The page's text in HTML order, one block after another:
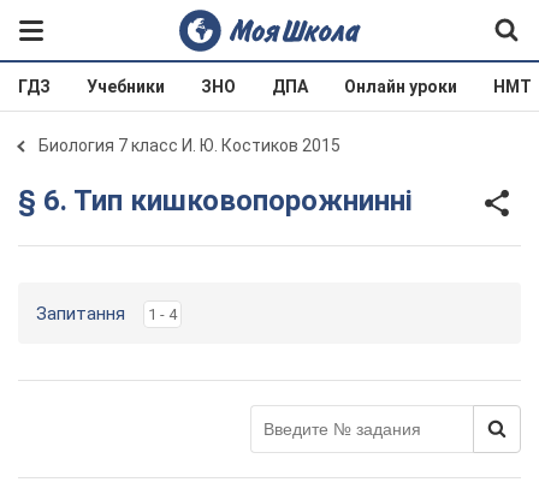
ГДЗ Учебники ЗНО ДПА Онлайн уроки НМТ
Биология 7 класс И. Ю. Костиков 2015
§ 6. Тип кишковопорожнинні
Запитання 1 - 4